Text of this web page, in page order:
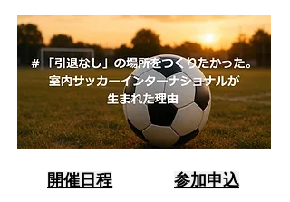
開催日程
参加申込